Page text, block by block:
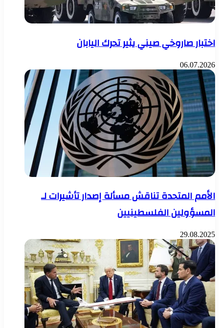
اختبار صاروخي صيني يثير تحرك اليابان
06.07.2026
الأمم المتحدة تناقش مسألة إصدار تأشيرات لـ
المسؤولين الفلسطينيين
29.08.2025